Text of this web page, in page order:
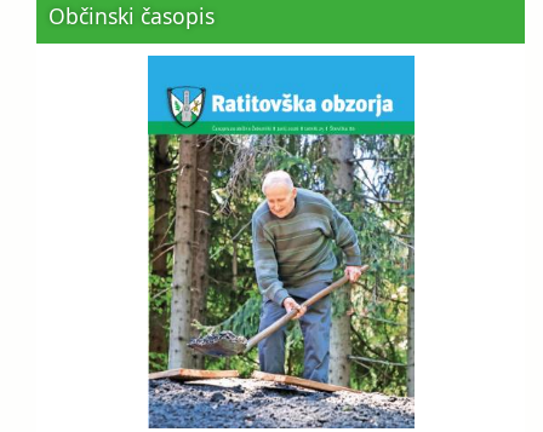
Občinski časopis